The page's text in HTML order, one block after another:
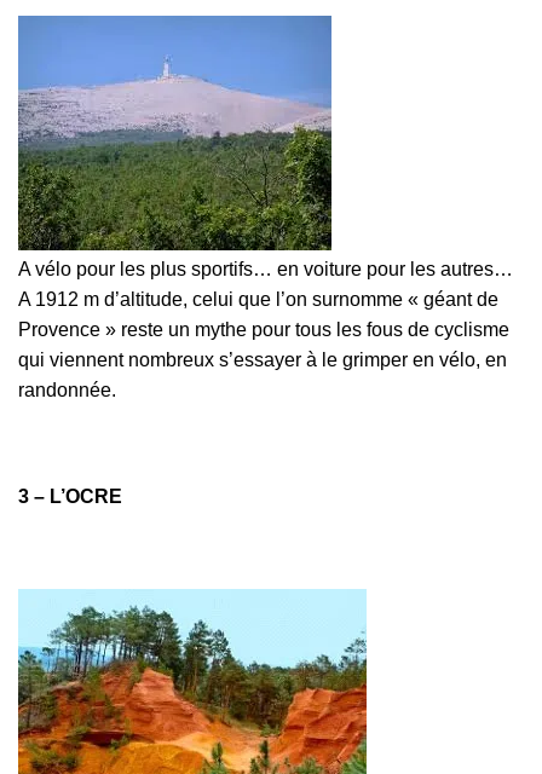
A vélo pour les plus sportifs… en voiture pour les autres…
A 1912 m d’altitude, celui que l’on surnomme « géant de
Provence » reste un mythe pour tous les fous de cyclisme
qui viennent nombreux s’essayer à le grimper en vélo, en
randonnée.
3 – L’OCRE